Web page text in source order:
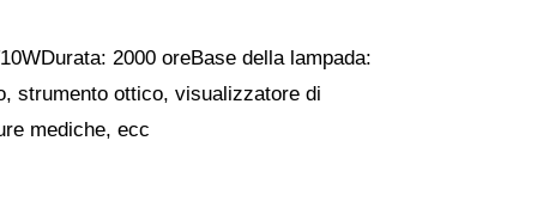
Durata: 2000 oreBase della lampada:
strumento ottico, visualizzatore di
mediche, ecc